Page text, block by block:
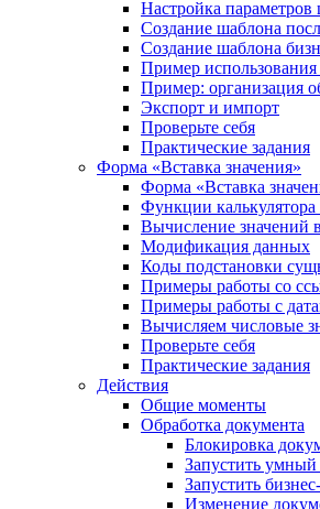
Настройка параметров
Создание шаблона
Создание шаблона
Пример
Пример: организация
Экспорт и импорт
Проверьте себя
Практические задания
Форма «Вставка значения»
Форма «Вставка
Функции
Вычисление значений
Модификация данных
Коды подстановки
Примеры работы со
Примеры работы с
Вычисляем числовые
Проверьте себя
Практические задания
Действия
Общие моменты
Обработка документа
Блокировка
Запустить умный
Запустить
Изменение